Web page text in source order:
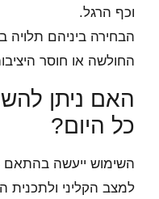
וכף הרגל.
הבחירה ביניהם תלויה
החולשה או חוסר
האם ניתן
כל היום?
השימוש ייעשה בהתאם
למצב הקליני ולתכנית